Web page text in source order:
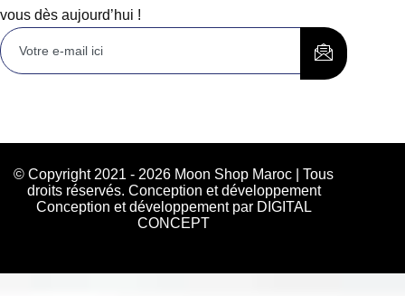
vous dès aujourd’hui !
© Copyright 2021 - 2026 Moon Shop Maroc | Tous
droits réservés. Conception et développement
Conception et développement par DIGITAL
CONCEPT